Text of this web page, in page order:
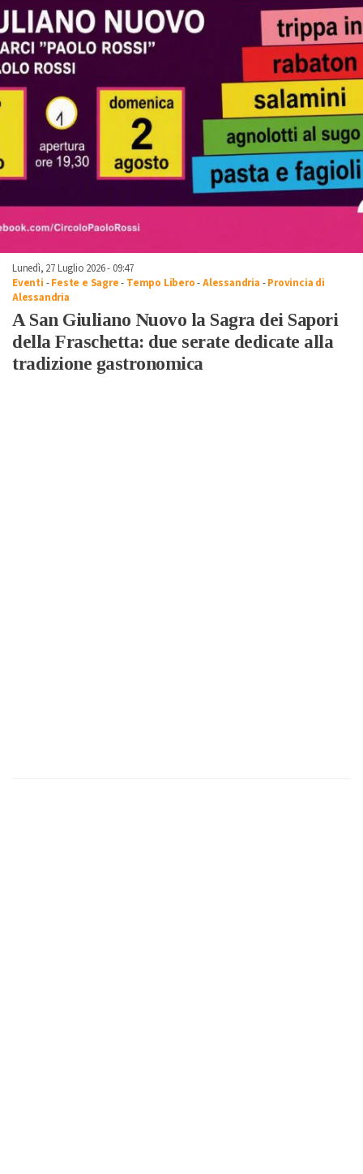
Lunedì, 27 Luglio 2026 - 09:47
Eventi -Feste e Sagre- Tempo Libero-Alessandria -Provincia di
Alessandria
A San Giuliano Nuovo la Sagra dei Sapori
della Fraschetta: due serate dedicate alla
tradizione gastronomica